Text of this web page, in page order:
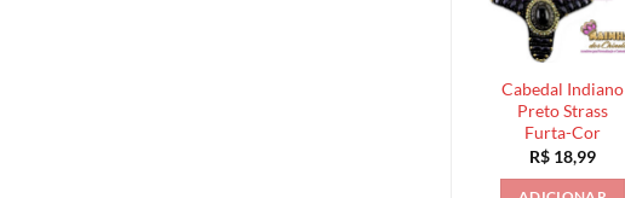
Cabedal Indiano
Preto Strass
Furta-Cor
R$ 18,99